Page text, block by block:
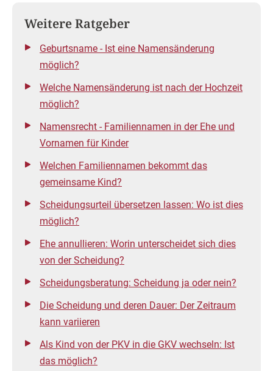
Weitere Ratgeber
Geburtsname - Ist eine Namensänderung
möglich?
Welche Namensänderung ist nach der Hochzeit
möglich?
Namensrecht - Familiennamen in der Ehe und
Vornamen für Kinder
Welchen Familiennamen bekommt das
gemeinsame Kind?
Scheidungsurteil übersetzen lassen: Wo ist dies
möglich?
Ehe annullieren: Worin unterscheidet sich dies
von der Scheidung?
Scheidungsberatung: Scheidung ja oder nein?
Die Scheidung und deren Dauer: Der Zeitraum
kann variieren
Als Kind von der PKV in die GKV wechseln: Ist
das möglich?